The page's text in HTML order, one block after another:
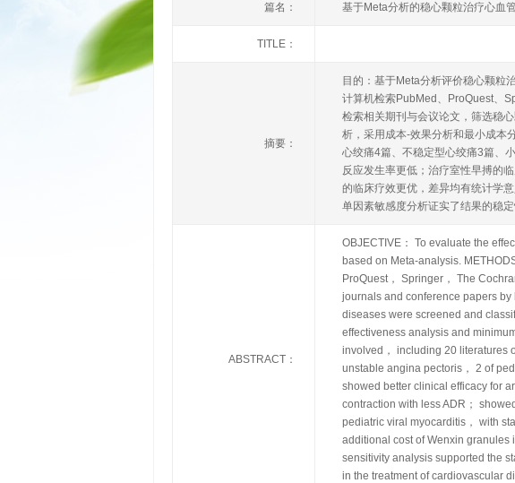
篇名： 基于Meta分析的稳心颗粒治疗心血
TITLE：
摘要：
目的：基于Meta分析评价稳心颗粒
计算机检索PubMed、ProQuest、
检索相关期刊与会议论文，筛选稳
析，采用成本-效果分析和最小成本
心绞痛4篇、不稳定型心绞痛3篇、
反应发生率更低；治疗室性早搏的
的临床疗效更优，差异均有统计学
单因素敏感度分析证实了结果的稳
ABSTRACT：
OBJECTIVE： To evaluate the
based on Meta-analysis.
ProQuest， Springer， The
journals and conference papers
diseases were screened and
effectiveness analysis and
involved， including 20 literatures
unstable angina pectoris， 2 of
showed better clinical efficacy for
contraction with less ADR；
pediatric viral myocarditis， with
additional cost of Wenxin granules
sensitivity analysis supported the
in the treatment of cardiovascular